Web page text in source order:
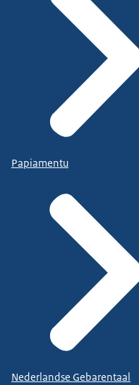
Papiamentu
Nederlandse Gebarentaal